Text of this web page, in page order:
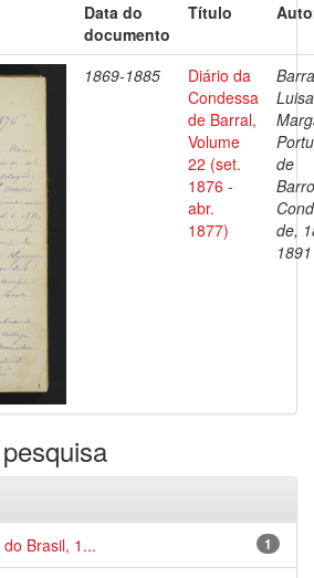
Data do
documento
Título
1869-1885
Diário da
Condessa
de Barral,
Volume
22 (set.
1876 -
abr.
1877)
Luisa
de
de,
1891
1
Brasil, 1...